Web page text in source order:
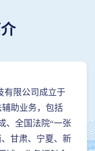
有限公司成立于
助业务，包括
、全国法院“一张
甘肃、宁夏、新